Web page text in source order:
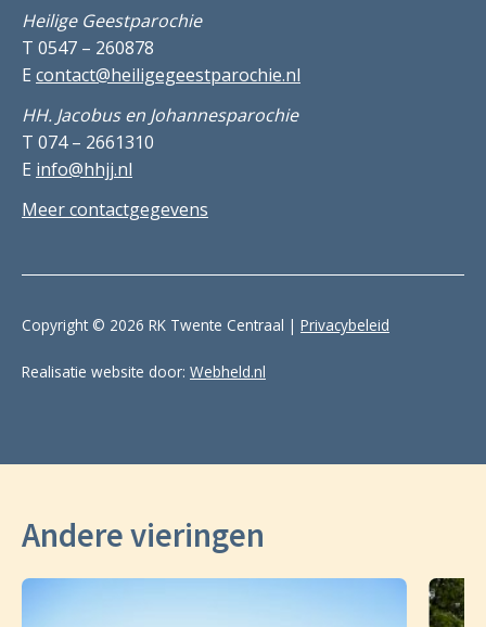
Heilige Geestparochie
T 0547 – 260878
E contact@heiligegeestparochie.nl
HH. Jacobus en Johannesparochie
T 074 – 2661310
E info@hhjj.nl
Meer contactgegevens
Copyright © 2026 RK Twente Centraal | Privacybeleid
Realisatie website door: Webheld.nl
Andere vieringen